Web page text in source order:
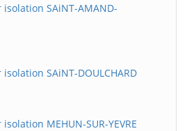
SAiNT-AMAND-
SAiNT-DOULCHARD
MEHUN-SUR-YEVRE